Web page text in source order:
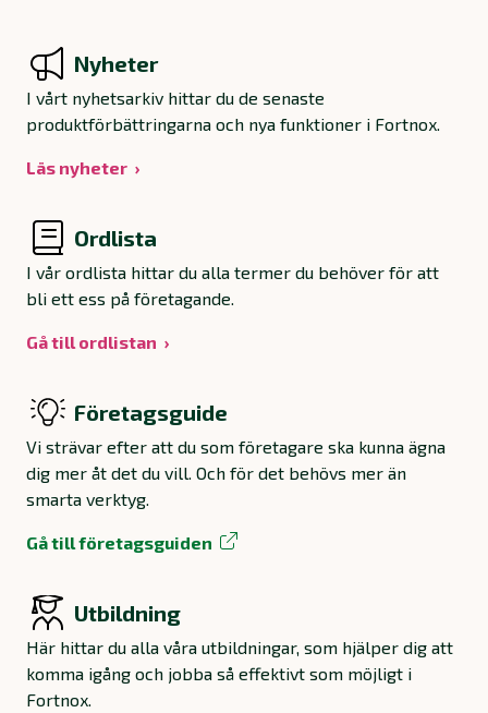
Nyheter
I vårt nyhetsarkiv hittar du de senaste
produktförbättringarna och nya funktioner i Fortnox.
Läs nyheter
Ordlista
I vår ordlista hittar du alla termer du behöver för att
bli ett ess på företagande.
Gå till ordlistan
Företagsguide
Vi strävar efter att du som företagare ska kunna ägna
dig mer åt det du vill. Och för det behövs mer än
smarta verktyg.
Gå till företagsguiden
Utbildning
Här hittar du alla våra utbildningar, som hjälper dig att
komma igång och jobba så effektivt som möjligt i
Fortnox.